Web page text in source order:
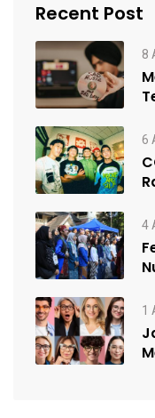
Recent Post
8
6
4
1